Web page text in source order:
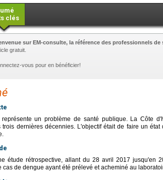
clés
sur EM-consulte, la référence des professionnels de
gratuit.
vous pour en bénéficier!
représente un problème de santé publique. La Côte
trois dernières décennies. L'objectif était de faire un
étude rétrospective, allant du 28 avril 2017 jusqu'en
cas de dengue ayant été prélevé et acheminé au